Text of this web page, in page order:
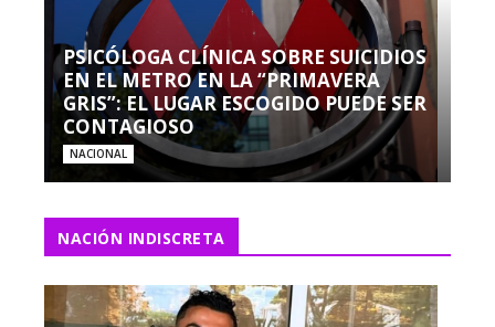
PSICÓLOGA CLÍNICA SOBRE SUICIDIOS
EN EL METRO EN LA “PRIMAVERA
GRIS”: EL LUGAR ESCOGIDO PUEDE SER
CONTAGIOSO
NACIONAL
NACIÓN INDISCRETA